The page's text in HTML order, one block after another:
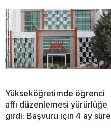
Yükseköğretimde öğrenci
affı düzenlemesi yürürlüğe
girdi: Başvuru için 4 ay süre